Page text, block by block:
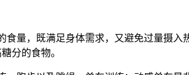
量，既满足身体需求，又避免过量摄
分的食物。